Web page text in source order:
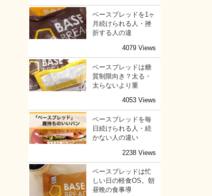
ベースブレッドを1ヶ
月続けられる人・挫
折する人の違
4079 Views
ベースブレッドは糖
質制限向き？太る・
太らないより重
4053 Views
ベースブレッドを毎
日続けられる人・続
かない人の違い
2238 Views
ベースブレッドは忙
しい日の軽食OS。朝
昼晩の食事導